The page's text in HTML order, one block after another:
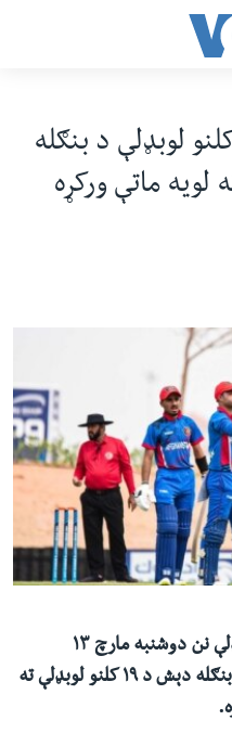
کرکټ: افغانستان د ۱۹ کلنو لوبډلې د بنګله
د افغانستان د کرکټ د ۱۹ کلنو لوبډلې نن دوشنبه مارچ ۱۳
(کب۲۲) په یوې ورځنۍ لوبې کې د بنګله دېش د ۱۹ کلنو لوبډلې ته